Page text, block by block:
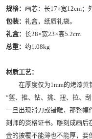
规格： 画芯：长17×宽12cm；
包装： 礼盒，纸质礼袋。
礼盒： 长28×宽23×高5.2cm
总重： 约1.08kg
材质工艺：
在厚度仅为1mm的烤漆黄
“錾、推、钻、挑、扭、拉、
一旦出现滑刀或错雕，那整幅
刻师的资格证书。雕刻成画后
金的披覆不能薄也不能厚，要